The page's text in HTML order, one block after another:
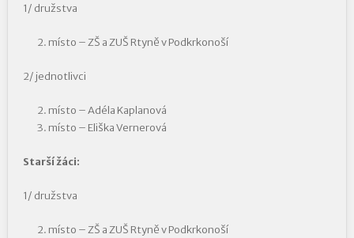
1/ družstva
místo – ZŠ a ZUŠ Rtyně v Podkrkonoší
2/ jednotlivci
místo – Adéla Kaplanová
místo – Eliška Vernerová
Starší žáci:
1/ družstva
místo – ZŠ a ZUŠ Rtyně v Podkrkonoší